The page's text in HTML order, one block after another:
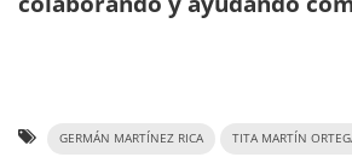
GERMÁN MARTÍNEZ RICA TITA MARTÍN